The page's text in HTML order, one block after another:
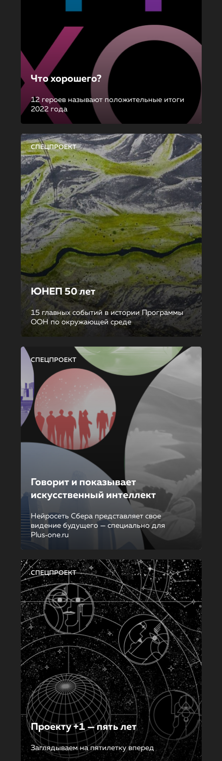
Что хорошего?
12 героев называют положительные итоги
2022 года
СПЕЦПРОЕКТ
ЮНЕП 50 лет
15 главных событий в истории Программы
ООН по окружающей среде
СПЕЦПРОЕКТ
Говорит и показывает
искусственный интеллект
Нейросеть Сбера представляет свое
видение будущего — специально для
Plus‑one.ru
СПЕЦПРОЕКТ
Проекту +1 — пять лет
Заглядываем на пятилетку вперед